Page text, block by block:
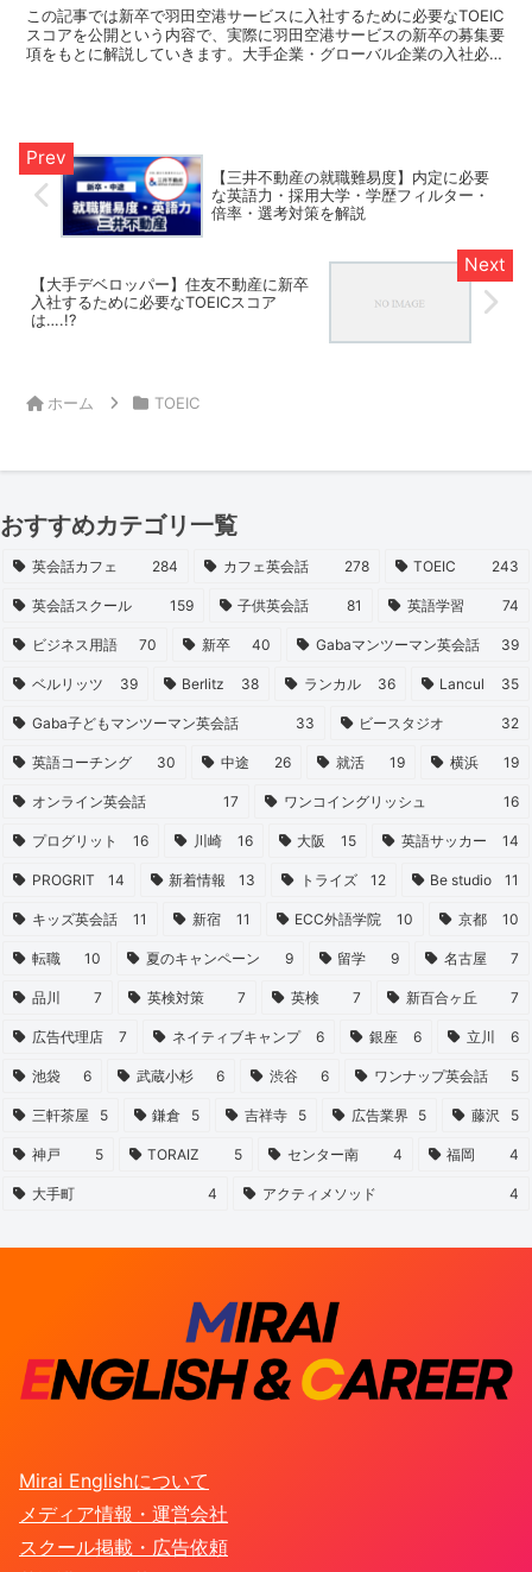
この記事では新卒で羽田空港サービスに入社するために必要なTOEIC
スコアを公開という内容で、実際に羽田空港サービスの新卒の募集要
項をもとに解説していきます。大手企業・グローバル企業の入社必要
【三井不動産の就職難易度】内定に必要
な英語力・採用大学・学歴フィルター・
倍率・選考対策を解説
【大手デベロッパー】住友不動産に新卒
入社するために必要なTOEICスコア
は….!?
ホーム TOEIC
おすすめカテゴリ一覧
英会話カフェ 284 カフェ英会話 278 TOEIC 243
英会話スクール 159 子供英会話 81 英語学習 74
ビジネス用語 70 新卒 40 Gabaマンツーマン英会話 39
ベルリッツ 39 Berlitz 38 ランカル 36 Lancul 35
Gaba子どもマンツーマン英会話 33 ビースタジオ 32
英語コーチング 30 中途 26 就活 19 横浜 19
オンライン英会話 17 ワンコイングリッシュ 16
プログリット 16 川崎 16 大阪 15 英語サッカー 14
PROGRIT 14 新着情報 13 トライズ 12 Be studio 11
キッズ英会話 11 新宿 11 ECC外語学院 10 京都 10
転職 10 夏のキャンペーン 9 留学 9 名古屋 7
品川 7 英検対策 7 英検 7 新百合ヶ丘 7
広告代理店 7 ネイティブキャンプ 6 銀座 6 立川 6
池袋 6 武蔵小杉 6 渋谷 6 ワンナップ英会話 5
三軒茶屋 5 鎌倉 5 吉祥寺 5 広告業界 5 藤沢 5
神戸 5 TORAIZ 5 センター南 4 福岡 4
大手町 4 アクティメソッド 4
Mirai Englishについて
メディア情報・運営会社
スクール掲載・広告依頼